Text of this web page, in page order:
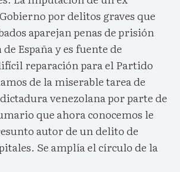
por delitos graves que
aparejan penas de prisión
España y es fuente de
reparación para el Partido
de la miserable tarea de
venezolana por parte de
que ahora conocemos le
autor de un delito de
Se amplía el círculo de la